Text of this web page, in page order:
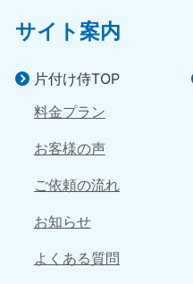
9:00〜19:00 年中無休
奈良県
050-1881-5249
9:00〜19:00 年中無休
滋賀県
9:00〜19:00 年中無休
和歌山県
050-1881-5248
9:00〜19:00 年中無休
サイト案内
片付け侍TOP
料金プラン
お客様の声
ご依頼の流れ
お知らせ
よくある質問